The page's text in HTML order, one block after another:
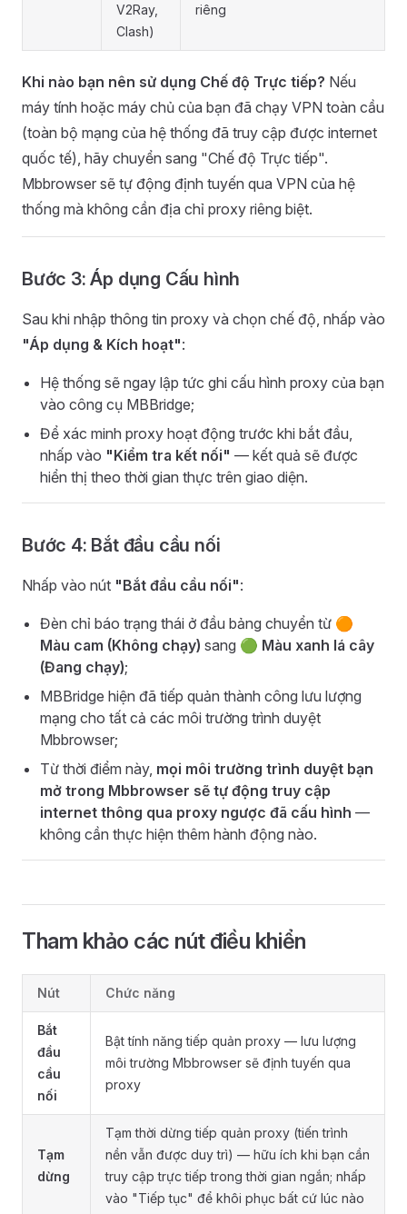
V2Ray,
Clash)
riêng
Khi nào bạn nên sử dụng Chế độ Trực tiếp? Nếu
máy tính hoặc máy chủ của bạn đã chạy VPN toàn cầu
(toàn bộ mạng của hệ thống đã truy cập được internet
quốc tế), hãy chuyển sang "Chế độ Trực tiếp".
Mbbrowser sẽ tự động định tuyến qua VPN của hệ
thống mà không cần địa chỉ proxy riêng biệt.
Bước 3: Áp dụng Cấu hình
Sau khi nhập thông tin proxy và chọn chế độ, nhấp vào
"Áp dụng & Kích hoạt":
Hệ thống sẽ ngay lập tức ghi cấu hình proxy của bạn
vào công cụ MBBridge;
Để xác minh proxy hoạt động trước khi bắt đầu,
nhấp vào "Kiểm tra kết nối" — kết quả sẽ được
hiển thị theo thời gian thực trên giao diện.
Bước 4: Bắt đầu cầu nối
Nhấp vào nút "Bắt đầu cầu nối":
Đèn chỉ báo trạng thái ở đầu bảng chuyển từ 🟠
Màu cam (Không chạy) sang 🟢 Màu xanh lá cây
(Đang chạy);
MBBridge hiện đã tiếp quản thành công lưu lượng
mạng cho tất cả các môi trường trình duyệt
Mbbrowser;
Từ thời điểm này, mọi môi trường trình duyệt bạn
mở trong Mbbrowser sẽ tự động truy cập
internet thông qua proxy ngược đã cấu hình —
không cần thực hiện thêm hành động nào.
Tham khảo các nút điều khiển
Nút Chức năng
Bắt
đầu
cầu
nối
Bật tính năng tiếp quản proxy — lưu lượng
môi trường Mbbrowser sẽ định tuyến qua
proxy
Tạm
dừng
Tạm thời dừng tiếp quản proxy (tiến trình
nền vẫn được duy trì) — hữu ích khi bạn cần
truy cập trực tiếp trong thời gian ngắn; nhấp
vào "Tiếp tục" để khôi phục bất cứ lúc nào